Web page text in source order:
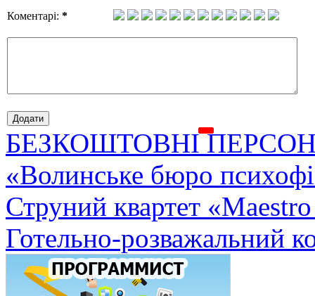
Коментарі: *
БЕЗКОШТОВНІ
«Волинське бюро
Струний квартет
Готельно-розважальний